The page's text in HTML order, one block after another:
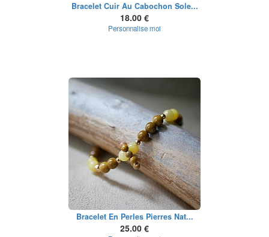
Bracelet Cuir Au Cabochon Sole...
18.00 €
Personnalise moi
Bracelet En Perles Pierres Nat...
25.00 €